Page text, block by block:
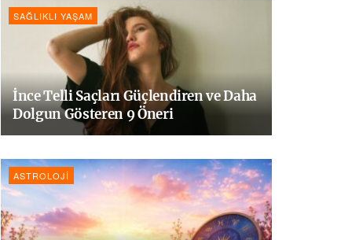
SAĞLIKLI YAŞAM
İnce Telli Saçları Güçlendiren ve Daha
Dolgun Gösteren 9 Öneri
ASTROLOJI